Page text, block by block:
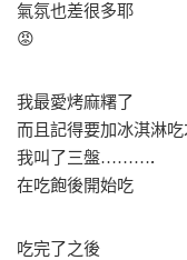
氣氛也差很多耶
😡
我最愛烤麻糬了
而且記得要加冰淇淋
我叫了三盤……….
在吃飽後開始吃
吃完了之後